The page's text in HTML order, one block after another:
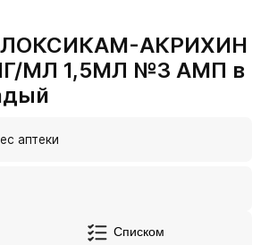
АКРИХИН
МЛ 1,5МЛ №3 АМП в
Списком